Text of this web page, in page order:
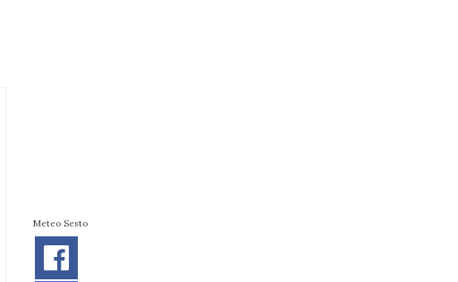
Meteo Sesto